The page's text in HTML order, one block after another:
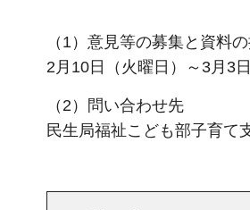
（1）意見等の募集と資料
2月10日（火曜日）～3月3
（2）問い合わせ先
民生局福祉こども部子育て